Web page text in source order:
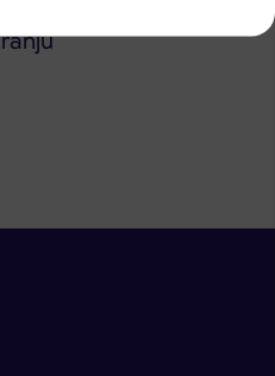
dela Škofjeloške